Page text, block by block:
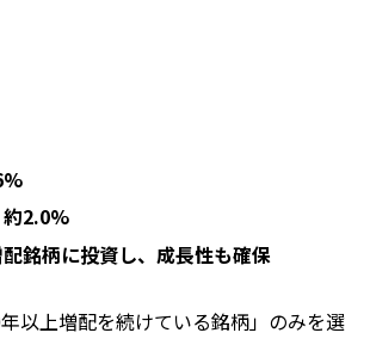
2.0%
銘柄に投資し、成長性も確保
以上増配を続けている銘柄」のみを選